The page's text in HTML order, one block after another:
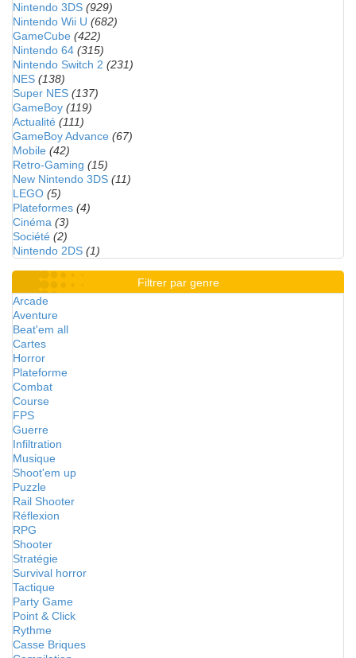
Nintendo 3DS (929)
Nintendo Wii U (682)
GameCube (422)
Nintendo 64 (315)
Nintendo Switch 2 (231)
NES (138)
Super NES (137)
GameBoy (119)
Actualité (111)
GameBoy Advance (67)
Mobile (42)
Retro-Gaming (15)
New Nintendo 3DS (11)
LEGO (5)
Plateformes (4)
Cinéma (3)
Société (2)
Nintendo 2DS (1)
Filtrer par genre
Arcade
Aventure
Beat'em all
Cartes
Horror
Plateforme
Combat
Course
FPS
Guerre
Infiltration
Musique
Shoot'em up
Puzzle
Rail Shooter
Réflexion
RPG
Shooter
Stratégie
Survival horror
Tactique
Party Game
Point & Click
Rythme
Casse Briques